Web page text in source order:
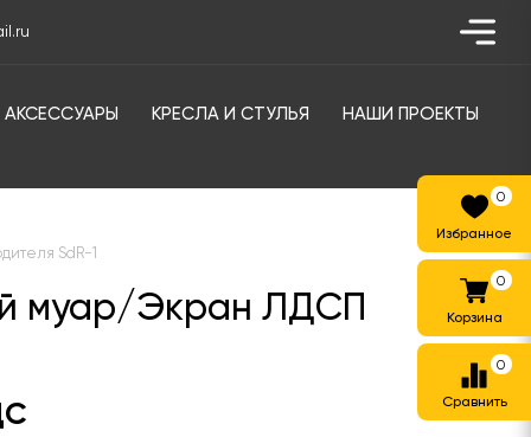
АКСЕССУАРЫ КРЕСЛА И СТУЛЬЯ НАШИ ПРОЕКТЫ
SdR-1
муар/Экран ЛДСП
0
0
0